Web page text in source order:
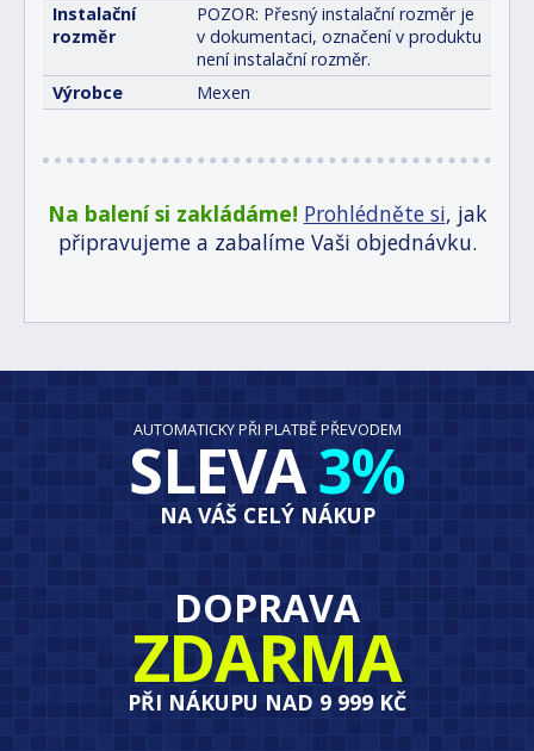
Instalační
rozměr
POZOR: Přesný instalační rozměr je
v dokumentaci, označení v produktu
není instalační rozměr.
Výrobce
Mexen
Na balení si zakládáme! Prohlédněte si, jak
připravujeme a zabalíme Vaši objednávku.
AUTOMATICKY PŘI PLATBĚ PŘEVODEM
SLEVA3%
NA VÁŠ CELÝ NÁKUP
DOPRAVA
ZDARMA
PŘI NÁKUPU NAD 9 999 KČ